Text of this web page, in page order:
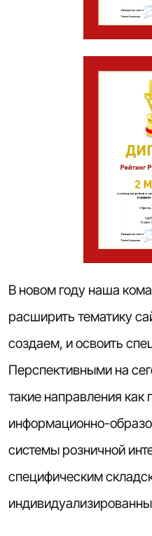
В новом году наша
расширить тематику
создаем, и освоить
Перспективными на
такие направления как
информационно-
системы розничной
специфическим